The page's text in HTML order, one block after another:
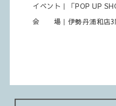
イベント｜「POP UP
会 場｜伊勢丹浦和店3